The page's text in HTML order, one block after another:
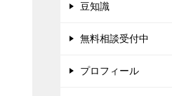
豆知識
無料相談受付中
プロフィール